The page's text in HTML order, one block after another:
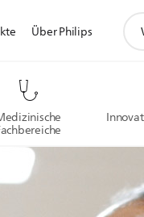
Über Philips